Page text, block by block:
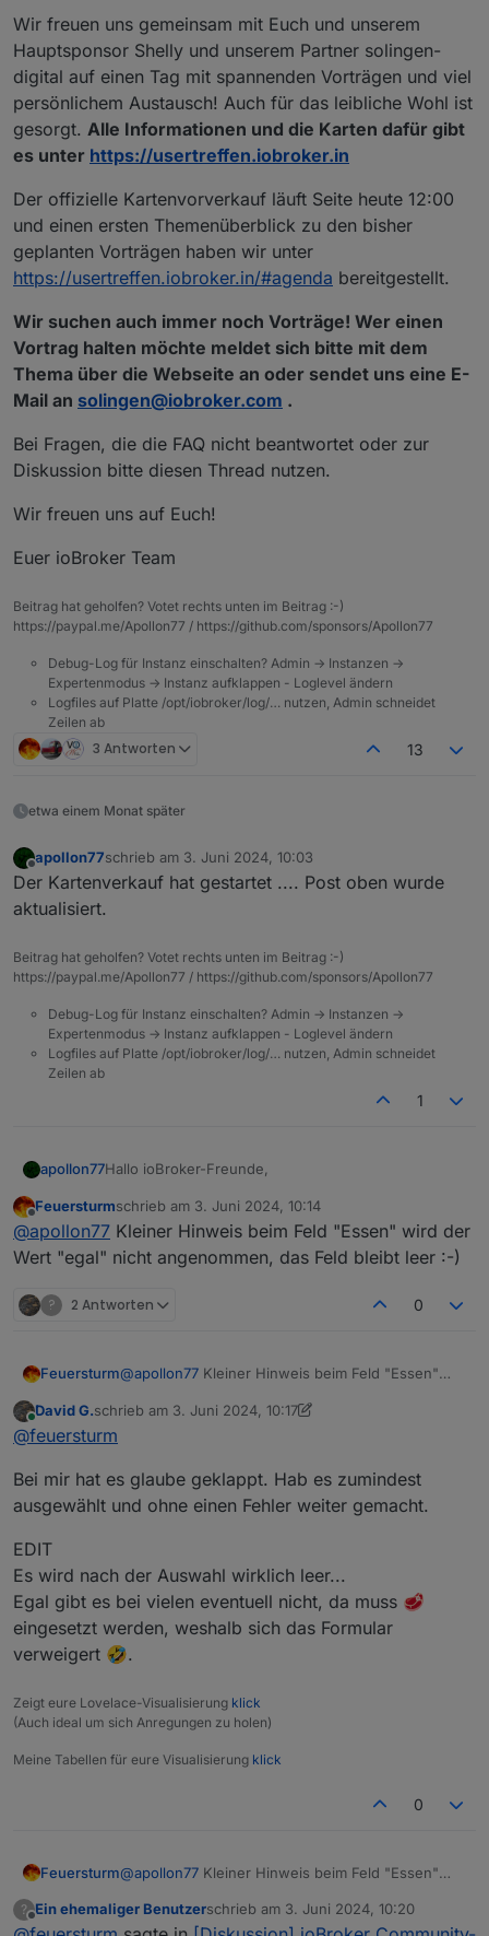
Wir freuen uns gemeinsam mit Euch und unserem
Hauptsponsor Shelly und unserem Partner solingen-
digital auf einen Tag mit spannenden Vorträgen und viel
persönlichem Austausch! Auch für das leibliche Wohl ist
gesorgt. Alle Informationen und die Karten dafür gibt
es unter https://usertreffen.iobroker.in
Der offizielle Kartenvorverkauf läuft Seite heute 12:00
und einen ersten Themenüberblick zu den bisher
geplanten Vorträgen haben wir unter
https://usertreffen.iobroker.in/#agenda bereitgestellt.
Wir suchen auch immer noch Vorträge! Wer einen
Vortrag halten möchte meldet sich bitte mit dem
Thema über die Webseite an oder sendet uns eine E-
Mail an solingen@iobroker.com .
Bei Fragen, die die FAQ nicht beantwortet oder zur
Diskussion bitte diesen Thread nutzen.
Wir freuen uns auf Euch!
Euer ioBroker Team
Beitrag hat geholfen? Votet rechts unten im Beitrag :-)
https://paypal.me/Apollon77 / https://github.com/sponsors/Apollon77
Debug-Log für Instanz einschalten? Admin -> Instanzen ->
Expertenmodus -> Instanz aufklappen - Loglevel ändern
Logfiles auf Platte /opt/iobroker/log/… nutzen, Admin schneidet
Zeilen ab
3 Antworten 13
etwa einem Monat später
Offline
apollon77schrieb am 3. Juni 2024, 10:03
zuletzt editiert von
Der Kartenverkauf hat gestartet .... Post oben wurde
aktualisiert.
Beitrag hat geholfen? Votet rechts unten im Beitrag :-)
https://paypal.me/Apollon77 / https://github.com/sponsors/Apollon77
Debug-Log für Instanz einschalten? Admin -> Instanzen ->
Expertenmodus -> Instanz aufklappen - Loglevel ändern
Logfiles auf Platte /opt/iobroker/log/… nutzen, Admin schneidet
Zeilen ab
1
apollon77Hallo ioBroker-Freunde,
dieses Jahr wird ioBroker 10 Jahre alt und das
wollen wir mit Euch feiern!
Am 9.11.2024 veranstalten wir aus diesem Anlass ein
Kartenbesitzer doch nicht kann, haben wir
https://forum.iobroker.net/post/1201950
geschaffen um hier Kontakte zu vermitteln falls
noch jemand eine Karte sucht.
Die Agenda steht jetzt auch fest und ist unter
https://usertreffen.iobroker.in/#agenda
veröffentlicht. Danke an alle Vortragenden!
Wir freuen uns gemeinsam mit Euch und unserem
digital auf einen Tag mit spannenden Vorträgen und
viel persönlichem Austausch! Auch für das leibliche
Der offizielle Kartenvorverkauf läuft Seite heute
12:00 und einen ersten Themenüberblick zu den
bereitgestellt.
Thema über die Webseite an oder sendet uns eine
Bei Fragen, die die FAQ nicht beantwortet oder zur
Wir freuen uns auf Euch!
Euer ioBroker Team
Offline
Feuersturmschrieb am 3. Juni 2024, 10:14
zuletzt editiert von
@apollon77 Kleiner Hinweis beim Feld "Essen" wird der
Wert "egal" nicht angenommen, das Feld bleibt leer :-)
? 2 Antworten 0
Feuersturm@apollon77 Kleiner Hinweis beim Feld "Essen"
bleibt leer :-)
Online
David G.schrieb am 3. Juni 2024, 10:17
zuletzt editiert von David G. 6. März 2024, 12:22
@feuersturm
Bei mir hat es glaube geklappt. Hab es zumindest
ausgewählt und ohne einen Fehler weiter gemacht.
EDIT
Es wird nach der Auswahl wirklich leer...
Egal gibt es bei vielen eventuell nicht, da muss 🥩
eingesetzt werden, weshalb sich das Formular
verweigert 🤣.
Zeigt eure Lovelace-Visualisierung klick
(Auch ideal um sich Anregungen zu holen)
Meine Tabellen für eure Visualisierung klick
0
Feuersturm@apollon77 Kleiner Hinweis beim Feld "Essen"
bleibt leer :-)
?
Offline
Ein ehemaliger Benutzerschrieb am 3. Juni 2024, 10:20
zuletzt editiert von